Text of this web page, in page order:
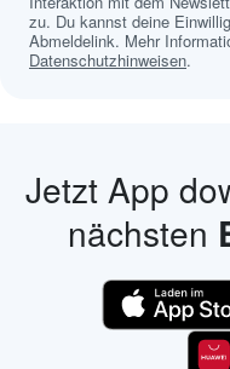
zu. Du kannst deine
Abmeldelink. Mehr
Datenschutzhinweisen.
Jetzt App
nächsten